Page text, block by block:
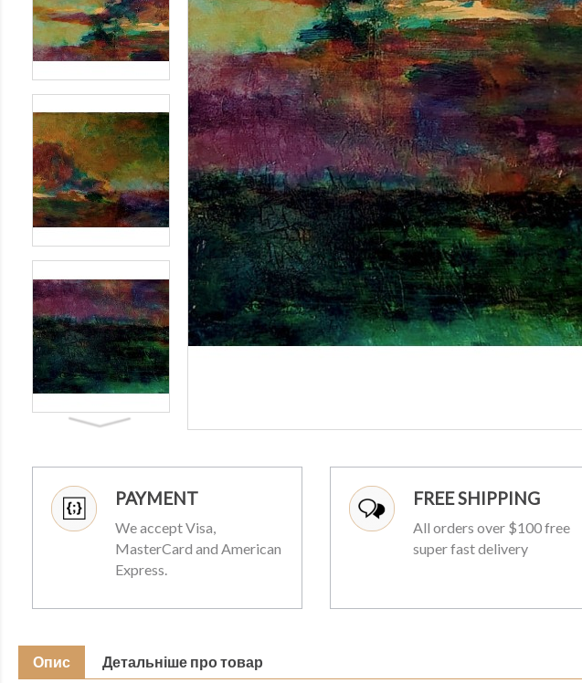
PAYMENT
We accept Visa,
MasterCard and American
Express.
FREE SHIPPING
All orders over $100 free
super fast delivery
Опис Детальніше про товар